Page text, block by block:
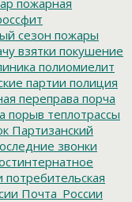
сезон пожары
взятки покушение
полиомиелит
партии полиция
переправа порча
порыв теплотрассы
Партизанский
звонки
потребительская
Почта_России